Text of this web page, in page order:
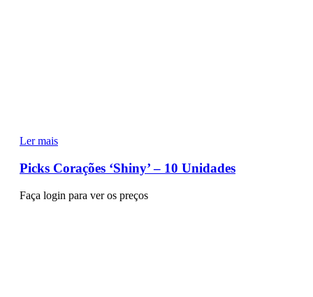
Ler mais
Picks Corações ‘Shiny’ – 10 Unidades
Faça login para ver os preços